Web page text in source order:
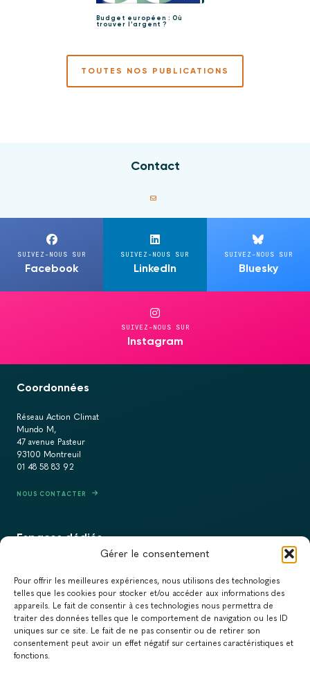
Gérer le consentement
Pour offrir les meilleures expériences, nous utilisons des technologies
telles que les cookies pour stocker et/ou accéder aux informations des
appareils. Le fait de consentir à ces technologies nous permettra de
traiter des données telles que le comportement de navigation ou les ID
uniques sur ce site. Le fait de ne pas consentir ou de retirer son
consentement peut avoir un effet négatif sur certaines caractéristiques et
fonctions.
Budget européen : Où
trouver l’argent ?
TOUTES NOS PUBLICATIONS
Contact
SUIVEZ-NOUS SUR
Facebook
SUIVEZ-NOUS SUR
LinkedIn
SUIVEZ-NOUS SUR
Bluesky
SUIVEZ-NOUS SUR
Instagram
Coordonnées
Réseau Action Climat
Mundo M,
47 avenue Pasteur
93100 Montreuil
01 48 58 83 92
NOUS CONTACTER
Espaces dédiés
RECRUTEMENT
ACTUALITÉS
NEWSLETTER